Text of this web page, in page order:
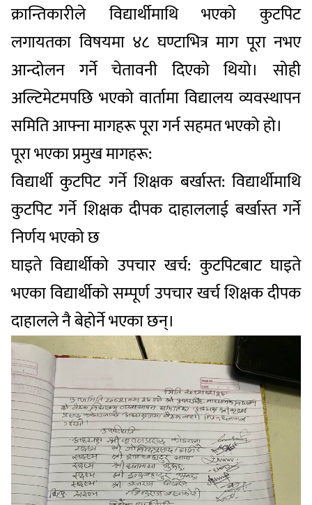
क्रान्तिकारीले विद्यार्थीमाथि भएको कुटपिट
लगायतका विषयमा ४८ घण्टाभित्र माग पूरा नभए
आन्दोलन गर्ने चेतावनी दिएको थियो। सोही
अल्टिमेटमपछि भएको वार्तामा विद्यालय व्यवस्थापन
समिति आफ्ना मागहरू पूरा गर्न सहमत भएको हो।
पूरा भएका प्रमुख मागहरू:
विद्यार्थी कुटपिट गर्ने शिक्षक बर्खास्त: विद्यार्थीमाथि
कुटपिट गर्ने शिक्षक दीपक दाहाललाई बर्खास्त गर्ने
निर्णय भएको छ
घाइते विद्यार्थीको उपचार खर्च: कुटपिटबाट घाइते
भएका विद्यार्थीको सम्पूर्ण उपचार खर्च शिक्षक दीपक
दाहालले नै बेहोर्ने भएका छन्।